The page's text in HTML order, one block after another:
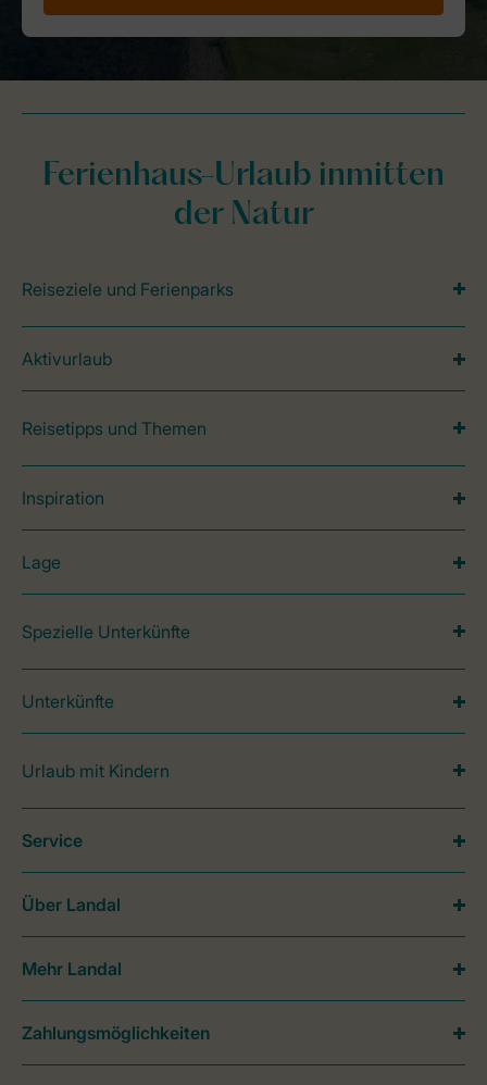
Ferienhaus-Urlaub inmitten
der Natur
Reiseziele und Ferienparks
Aktivurlaub
Reisetipps und Themen
Inspiration
Lage
Spezielle Unterkünfte
Unterkünfte
Urlaub mit Kindern
Service
Über Landal
Mehr Landal
Zahlungsmöglichkeiten